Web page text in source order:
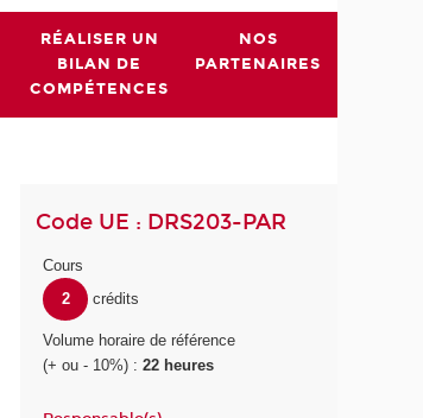
RÉALISER UN
BILAN DE
COMPÉTENCES
NOS
PARTENAIRES
Code UE : DRS203-PAR
Cours
2
crédits
Volume horaire de référence
(+ ou - 10%) :22 heures